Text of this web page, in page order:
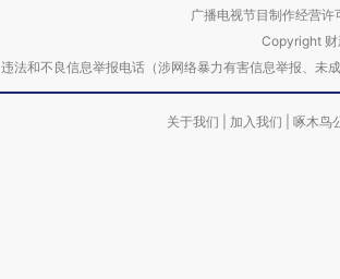
广播电视节目制作经营
Copyright 财
违法和不良信息举报电话（涉网络暴力有害信息举报、
关于我们 加入我们 啄木鸟